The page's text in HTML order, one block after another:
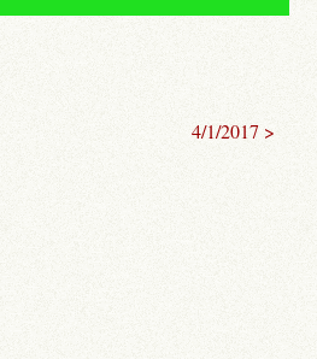
4/1/2017 >